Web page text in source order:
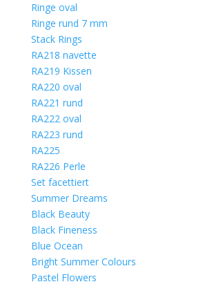
Ringe oval
Ringe rund 7 mm
Stack Rings
RA218 navette
RA219 Kissen
RA220 oval
RA221 rund
RA222 oval
RA223 rund
RA225
RA226 Perle
Set facettiert
Summer Dreams
Black Beauty
Black Fineness
Blue Ocean
Bright Summer Colours
Pastel Flowers